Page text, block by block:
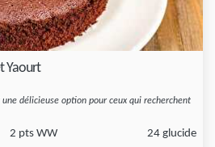
Yaourt
délicieuse option pour ceux qui recherchent
2 pts WW 24 glucide